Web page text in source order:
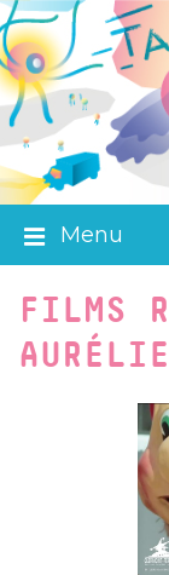
Skip
to
content
Skip
to
main
navigation
Skip
to
footer
Menu
FILMS